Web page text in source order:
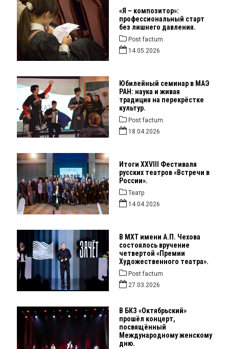
«Я – композитор»:
профессиональный старт
без лишнего давления.
Post factum
14.05.2026
Юбилейный семинар в МАЭ
РАН: наука и живая
традиция на перекрёстке
культур.
Post factum
18.04.2026
Итоги ХХVIII Фестиваля
русских театров «Встречи в
России».
Театр
14.04.2026
В МХТ имени А.П. Чехова
состоялось вручение
четвертой «Премии
Художественного театра».
Post factum
27.03.2026
В БКЗ «Октябрьский»
прошёл концерт,
посвящённый
Международному женскому
дню.